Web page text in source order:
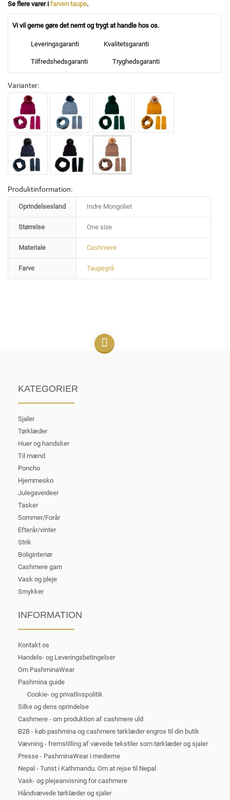
Se flere varer i farven taupe.
Vi vil gerne gøre det nemt og trygt at handle hos os.
Leveringsgaranti Kvalitetsgaranti
Tilfredshedsgaranti Tryghedsgaranti
Varianter:
Produktinformation:
Oprindelsesland Indre Mongoliet
Størrelse One size
Materiale Cashmere
Farve Taupegrå
KATEGORIER
Sjaler
Tørklæder
Huer og handsker
Til mænd
Poncho
Hjemmesko
Julegaveideer
Tasker
Sommer/Forår
Efterår/vinter
Strik
Boliginteriør
Cashmere garn
Vask og pleje
Smykker
INFORMATION
Kontakt os
Handels- og Leveringsbetingelser
Om PashminaWear
Pashmina guide
Cookie- og privatlivspolitik
Silke og dens oprindelse
Cashmere - om produktion af cashmere uld
B2B - køb pashmina og cashmere tørklæder engros til din butik
Vævning - fremstilling af vævede tekstiler som tørklæder og sjaler
Presse - PashminaWear i medierne
Nepal - Turist i Kathmandu. Om at rejse til Nepal
Vask- og plejeanvisning for cashmere
Håndvævede tørklæder og sjaler